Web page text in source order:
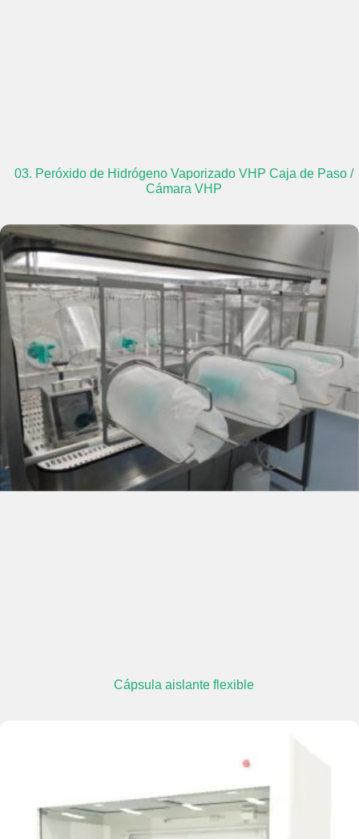
03. Peróxido de Hidrógeno Vaporizado VHP Caja de Paso /
Cámara VHP
Cápsula aislante flexible